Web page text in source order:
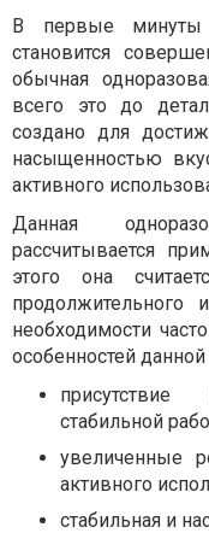
В первые минуты
становится
обычная
всего это до
создано для
насыщенностью
активного
Данная
рассчитывается
этого она
продолжительного
необходимости
особенностей
стабильной
увеличенные
активного
стабильная и